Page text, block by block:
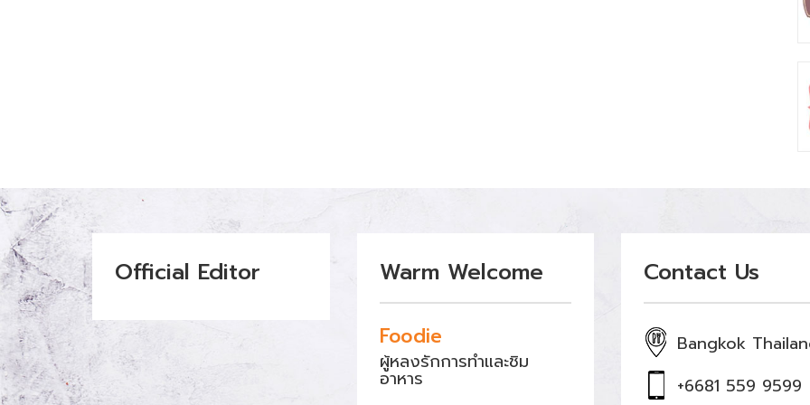
Official Editor Warm Welcome
Foodie
ผู้หลงรักการทำและชิม
อาหาร
Contact Us
Bangkok
+6681 559 9599